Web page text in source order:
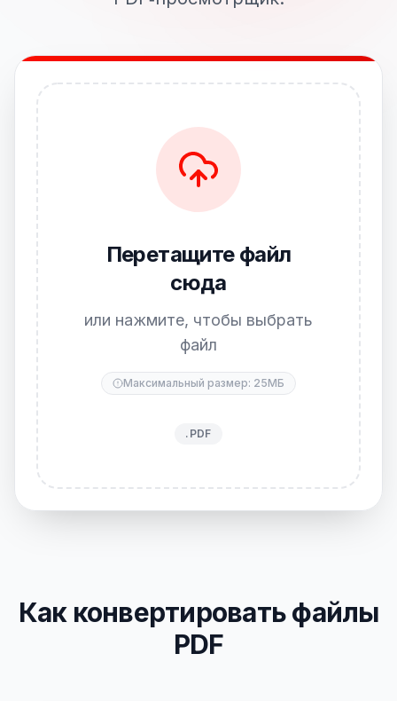
Перетащите файл
сюда
или нажмите, чтобы выбрать
файл
Максимальный размер: 25МБ
.PDF
Как конвертировать файлы
PDF